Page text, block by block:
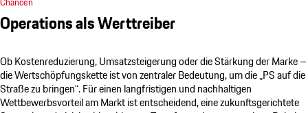
Operations als Werttreiber
Ob Kostenreduzierung, Umsatzsteigerung oder die Stärkung der Marke –
die Wertschöpfungskette ist von zentraler Bedeutung, um die „PS auf die
Straße zu bringen“. Für einen langfristigen und nachhaltigen
Wettbewerbsvorteil am Markt ist entscheidend, eine zukunftsgerichtete